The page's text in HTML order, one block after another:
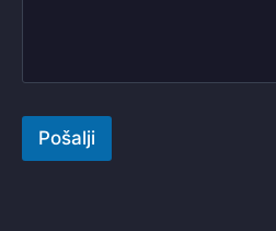
*
Pošalji